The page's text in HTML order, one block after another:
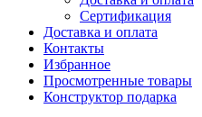
Сертификация
Доставка и оплата
Контакты
Избранное
Просмотренные товары
Конструктор подарка